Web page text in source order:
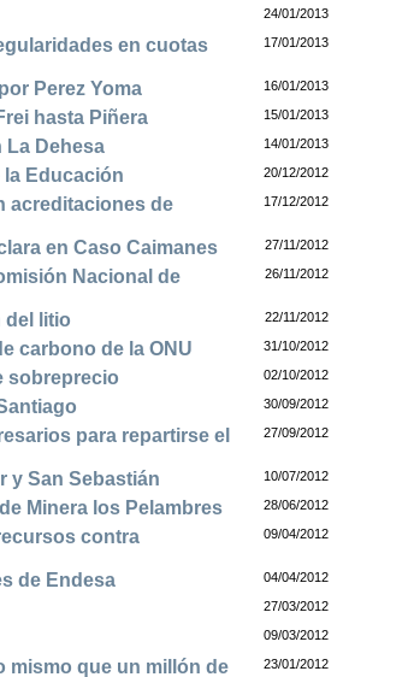
24/01/2013
en cuotas
17/01/2013
Perez Yoma 16/01/2013
hasta Piñera 15/01/2013
La Dehesa 14/01/2013
la Educación 20/12/2012
acreditaciones de
17/12/2012
en Caso Caimanes 27/11/2012
Nacional de
26/11/2012
del litio 22/11/2012
carbono de la ONU 31/10/2012
sobreprecio 02/10/2012
30/09/2012
para repartirse el
27/09/2012
y San Sebastián 10/07/2012
Minera los Pelambres 28/06/2012
contra
09/04/2012
de Endesa 04/04/2012
27/03/2012
09/03/2012
mismo que un millón de 23/01/2012